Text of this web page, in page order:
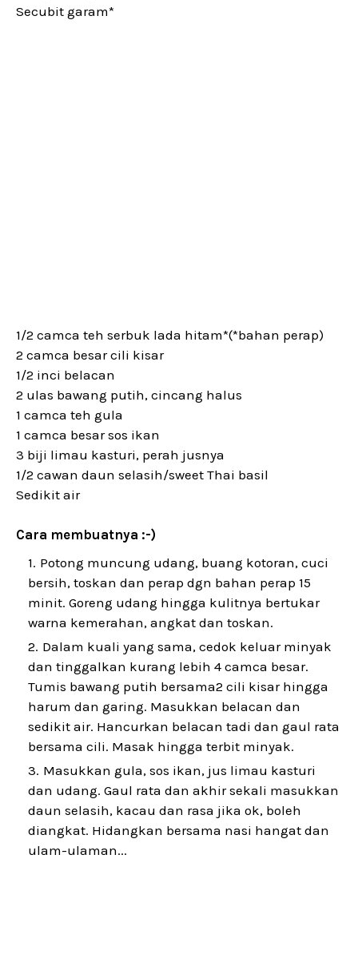
Secubit garam*
1/2 camca teh serbuk lada hitam*(*bahan perap)
2 camca besar cili kisar
1/2 inci belacan
2 ulas bawang putih, cincang halus
1 camca teh gula
1 camca besar sos ikan
3 biji limau kasturi, perah jusnya
1/2 cawan daun selasih/sweet Thai basil
Sedikit air
Cara membuatnya :-)
Potong muncung udang, buang kotoran, cuci
bersih, toskan dan perap dgn bahan perap 15
minit. Goreng udang hingga kulitnya bertukar
warna kemerahan, angkat dan toskan.
Dalam kuali yang sama, cedok keluar minyak
dan tinggalkan kurang lebih 4 camca besar.
Tumis bawang putih bersama2 cili kisar hingga
harum dan garing. Masukkan belacan dan
sedikit air. Hancurkan belacan tadi dan gaul rata
bersama cili. Masak hingga terbit minyak.
Masukkan gula, sos ikan, jus limau kasturi
dan udang. Gaul rata dan akhir sekali masukkan
daun selasih, kacau dan rasa jika ok, boleh
diangkat. Hidangkan bersama nasi hangat dan
ulam-ulaman...